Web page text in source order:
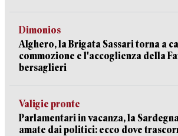
Dimonios
Alghero, la Brigata Sassari torna a
commozione e l'accoglienza della
bersaglieri
Valigie pronte
Parlamentari in vacanza, la
amate dai politici: ecco dove